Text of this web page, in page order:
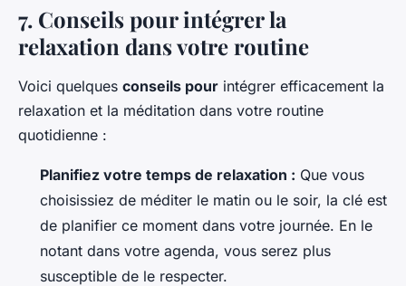
7. Conseils pour intégrer la
relaxation dans votre routine
Voici quelques conseils pour intégrer efficacement la
relaxation et la méditation dans votre routine
quotidienne :
Planifiez votre temps de relaxation : Que vous
choisissiez de méditer le matin ou le soir, la clé est
de planifier ce moment dans votre journée. En le
notant dans votre agenda, vous serez plus
susceptible de le respecter.